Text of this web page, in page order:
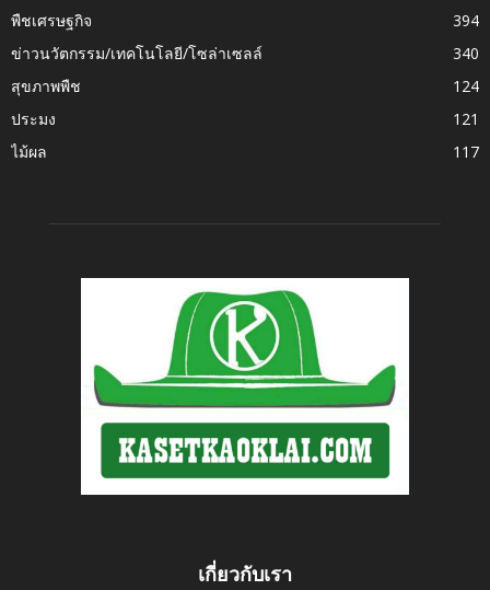
พืชเศรษฐกิจ
394
ข่าวนวัตกรรม/เทคโนโลยี/โซล่าเซลล์
340
สุขภาพพืช
124
ประมง
121
ไม้ผล
117
เกี่ยวกับเรา